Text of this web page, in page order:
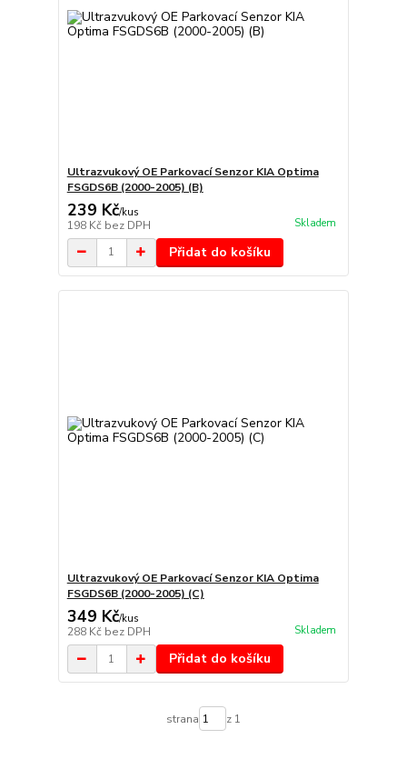
Ultrazvukový OE Parkovací Senzor KIA Optima
FSGDS6B (2000-2005) (B)
239 Kč/kus
198 Kč bez DPH Skladem
Přidat do košíku
Ultrazvukový OE Parkovací Senzor KIA Optima
FSGDS6B (2000-2005) (C)
349 Kč/kus
288 Kč bez DPH Skladem
Přidat do košíku
strana z 1